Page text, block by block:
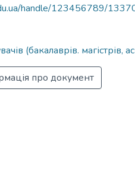
handle/123456789/
(бакалаврів. магістрів,
про документ